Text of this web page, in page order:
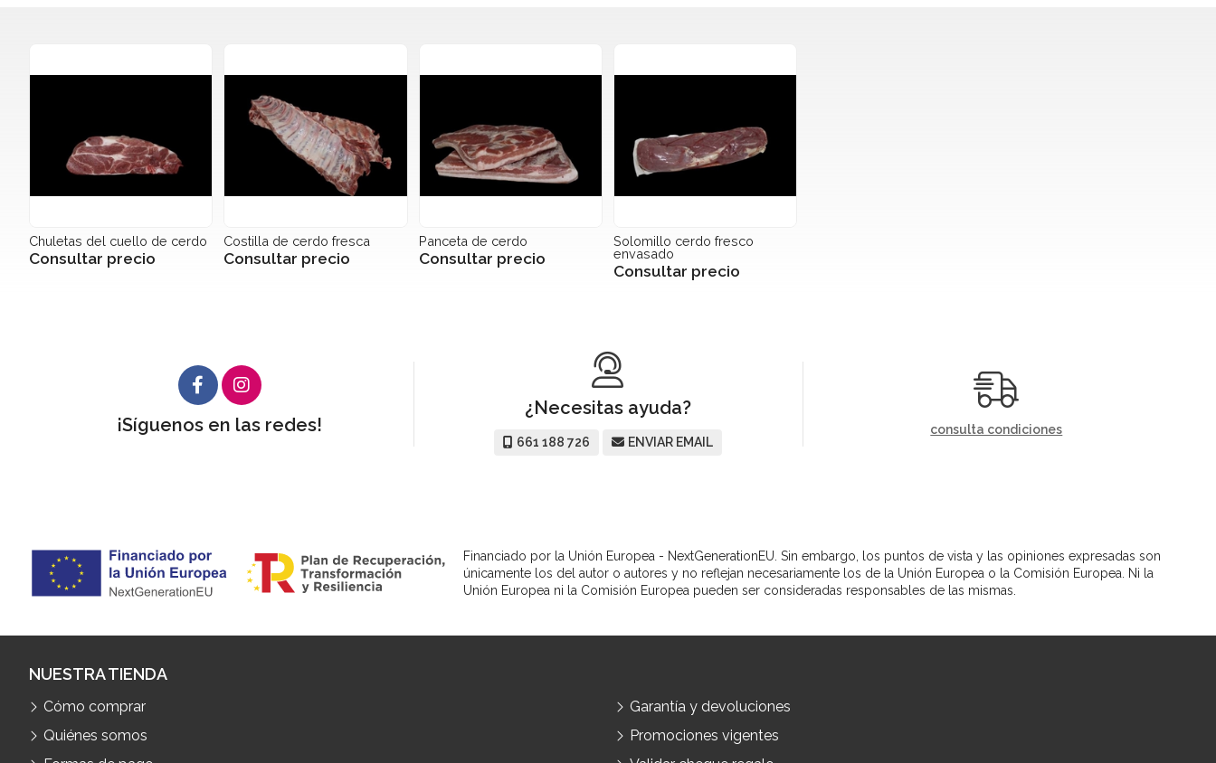
Chuletas del cuello de cerdo
Consultar precio
Costilla de cerdo fresca
Consultar precio
Panceta de cerdo
Consultar precio
Solomillo cerdo fresco
envasado
Consultar precio
¡Síguenos en las redes!
¿Necesitas ayuda?
661 188 726 ENVIAR EMAIL
consulta condiciones
Financiado por la Unión Europea - NextGenerationEU. Sin embargo, los puntos de vista y las opiniones expresadas son
únicamente los del autor o autores y no reflejan necesariamente los de la Unión Europea o la Comisión Europea. Ni la
Unión Europea ni la Comisión Europea pueden ser consideradas responsables de las mismas.
NUESTRA TIENDA
Cómo comprar
Quiénes somos
Garantía y devoluciones
Promociones vigentes